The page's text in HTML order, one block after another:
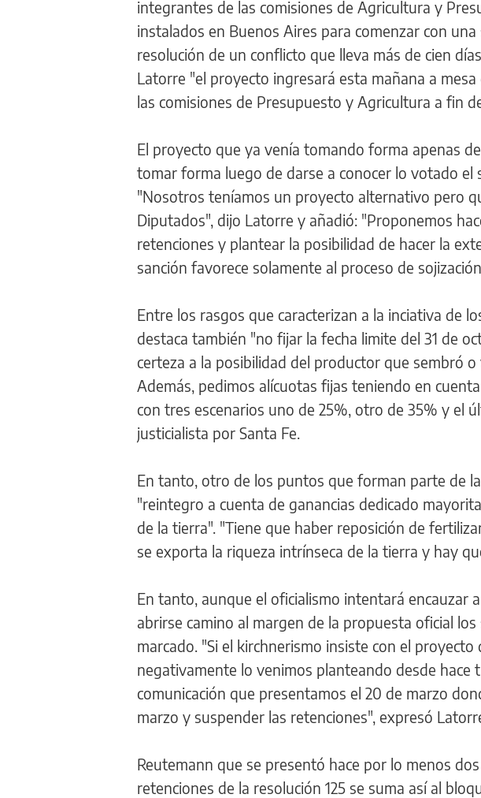
integrantes de las comisiones de Agricultura y
instalados en Buenos Aires para comenzar con
resolución de un conflicto que lleva más de cien
Latorre "el proyecto ingresará esta mañana a
las comisiones de Presupuesto y Agricultura a fin
El proyecto que ya venía tomando forma apenas
tomar forma luego de darse a conocer lo votado el
"Nosotros teníamos un proyecto alternativo pero
Diputados", dijo Latorre y añadió: "Proponemos
retenciones y plantear la posibilidad de hacer la
sanción favorece solamente al proceso de
Entre los rasgos que caracterizan a la inciativa de
destaca también "no fijar la fecha limite del 31 de
certeza a la posibilidad del productor que sembró
Además, pedimos alícuotas fijas teniendo en
con tres escenarios uno de 25%, otro de 35% y el
justicialista por Santa Fe.
En tanto, otro de los puntos que forman parte de
"reintegro a cuenta de ganancias dedicado
de la tierra". "Tiene que haber reposición de
se exporta la riqueza intrínseca de la tierra y hay
En tanto, aunque el oficialismo intentará encauzar
abrirse camino al margen de la propuesta oficial
marcado. "Si el kirchnerismo insiste con el
negativamente lo venimos planteando desde hace
comunicación que presentamos el 20 de marzo
marzo y suspender las retenciones", expresó
Reutemann que se presentó hace por lo menos
retenciones de la resolución 125 se suma así al